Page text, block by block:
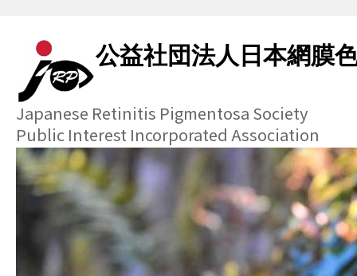
公益社団法人日本網膜
Japanese Retinitis Pigmentosa Society
Public Interest Incorporated Association